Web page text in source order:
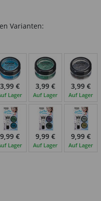
Varianten:
3,99 €
Lager
3,99 €
Auf Lager
3,99 €
Auf Lager
9,99 €
Lager
9,99 €
Auf Lager
9,99 €
Auf Lager